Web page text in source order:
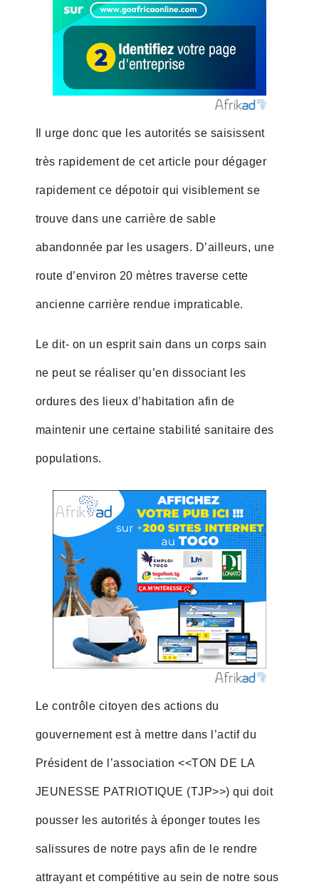
Il urge donc que les autorités se saisissent
très rapidement de cet article pour dégager
rapidement ce dépotoir qui visiblement se
trouve dans une carrière de sable
abandonnée par les usagers. D’ailleurs, une
route d’environ 20 mètres traverse cette
ancienne carrière rendue impraticable.
Le dit- on un esprit sain dans un corps sain
ne peut se réaliser qu’en dissociant les
ordures des lieux d’habitation afin de
maintenir une certaine stabilité sanitaire des
populations.
Le contrôle citoyen des actions du
gouvernement est à mettre dans l’actif du
Président de l’association <<TON DE LA
JEUNESSE PATRIOTIQUE (TJP>>) qui doit
pousser les autorités à éponger toutes les
salissures de notre pays afin de le rendre
attrayant et compétitive au sein de notre sous